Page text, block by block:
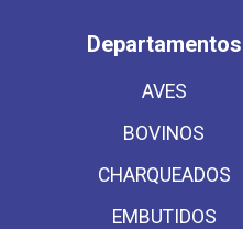
Departamentos
AVES
BOVINOS
CHARQUEADOS
EMBUTIDOS